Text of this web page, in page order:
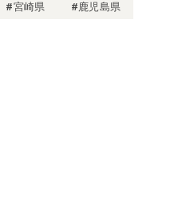
#宮崎県 #鹿児島県